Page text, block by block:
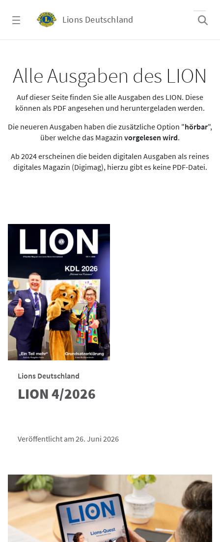
Lions Deutschland
Alle Ausgaben des LION
Auf dieser Seite finden Sie alle Ausgaben des LION. Diese
können als PDF angesehen und heruntergeladen werden.
Die neueren Ausgaben haben die zusätzliche Option "hörbar",
über welche das Magazin vorgelesen wird.
Ab 2024 erscheinen die beiden digitalen Ausgaben als reines
digitales Magazin (Digimag), hierzu gibt es keine PDF-Datei.
Lions Deutschland
LION 4/2026
Veröffentlicht am 26. Juni 2026